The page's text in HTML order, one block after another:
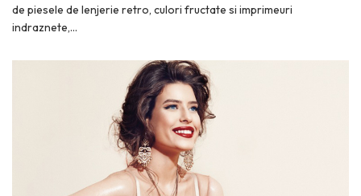
de piesele de lenjerie retro, culori fructate si imprimeuri
indraznete,...